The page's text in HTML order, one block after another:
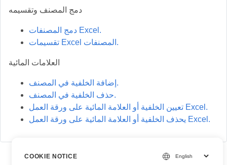
دمج المصنف وتقسيمه
دمج المصنفات Excel.
تقسيمات Excel المصنفات.
العلامات المائية
إضافة الخلفية في المصنف.
حذف الخلفية في المصنف.
تعيين الخلفية أو العلامة المائية على ورقة العمل Excel.
يحذف الخلفية أو العلامة المائية على ورقة العمل Excel.
COOKIE NOTICE